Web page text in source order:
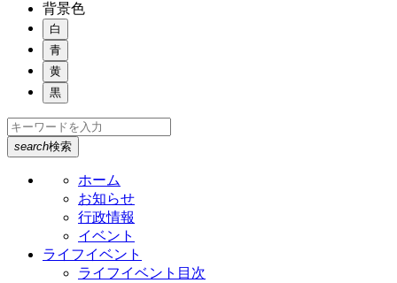
背景色
白
青
黄
黒
search検索
ホーム
お知らせ
行政情報
イベント
ライフイベント
ライフイベント目次